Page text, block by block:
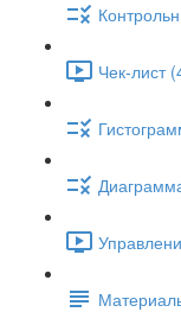
Чек-лист